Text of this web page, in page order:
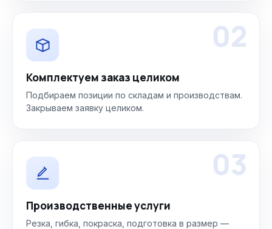
02
Комплектуем заказ целиком
Подбираем позиции по складам и производствам.
Закрываем заявку целиком.
03
Производственные услуги
Резка, гибка, покраска, подготовка в размер —